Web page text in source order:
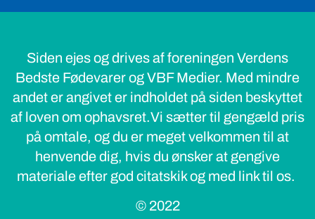
Siden ejes og drives af foreningen Verdens
Bedste Fødevarer og VBF Medier. Med mindre
andet er angivet er indholdet på siden beskyttet
af loven om ophavsret.Vi sætter til gengæld pris
på omtale, og du er meget velkommen til at
henvende dig, hvis du ønsker at gengive
materiale efter god citatskik og med link til os.
© 2022